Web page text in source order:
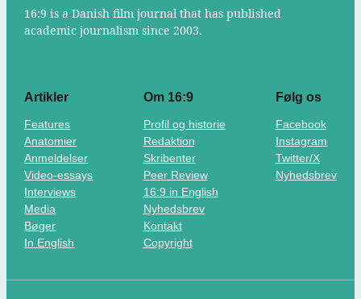
16:9 is a Danish film journal that has published
academic journalism since 2003.
Artikler
Features
Anatomier
Anmeldelser
Video-essays
Interviews
Media
Bøger
In English
Om 16:9
Profil og historie
Redaktion
Skribenter
Peer Review
16:9 in English
Nyhedsbrev
Kontakt
Copyright
Følg os
Facebook
Instagram
Twitter/X
Nyhedsbrev